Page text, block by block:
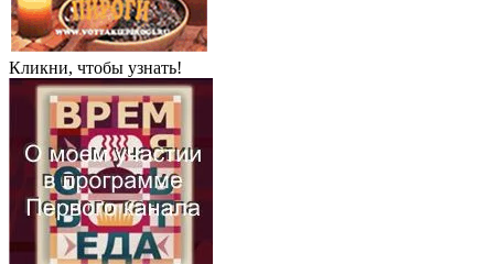
Кликни, чтобы узнать!